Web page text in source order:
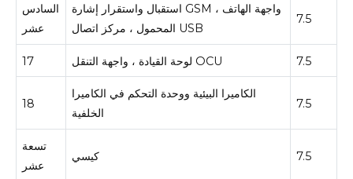
السادس
عشر
استقبال واستقرار إشارة GSM ، واجهة الهاتف
المحمول ، مركز اتصال USB
7.5
17 لوحة القيادة ، واجهة التنقل OCU 7.5
18
الكاميرا البيئية ووحدة التحكم في الكاميرا
الخلفية
7.5
تسعة
عشر
كيسي 7.5